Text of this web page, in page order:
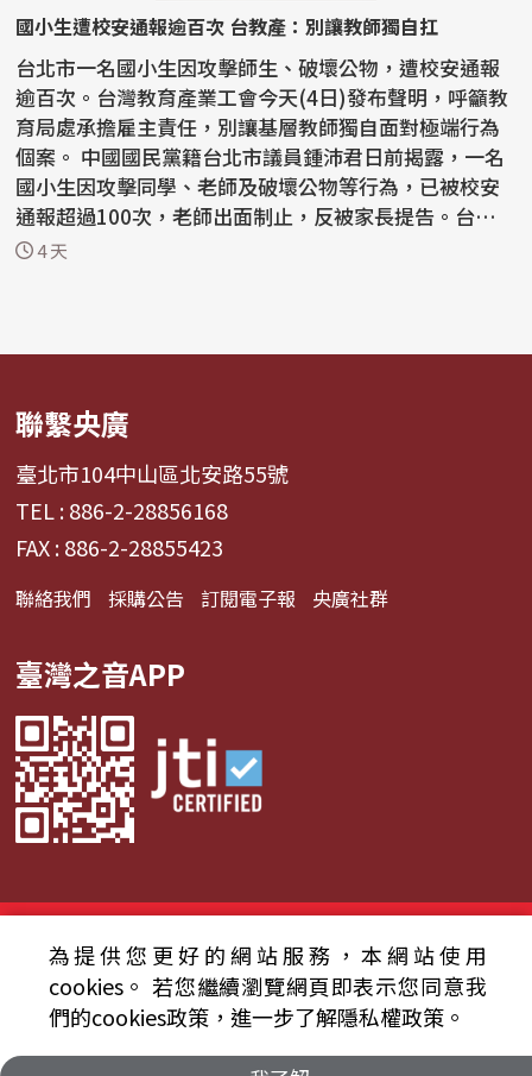
國小生遭校安通報逾百次 台教產：別讓教師獨自扛
台北市一名國小生因攻擊師生、破壞公物，遭校安通報
逾百次。台灣教育產業工會今天(4日)發布聲明，呼籲教
育局處承擔雇主責任，別讓基層教師獨自面對極端行為
個案。 中國國民黨籍台北市議員鍾沛君日前揭露，一名
國小生因攻擊同學、老師及破壞公物等行為，已被校安
通報超過100次，老師出面制止，反被家長提告。台北市
長蔣...
4 天
聯繫央廣
臺北市104中山區北安路55號
TEL : 886-2-28856168
FAX : 886-2-28855423
聯絡我們 採購公告 訂閱電子報 央廣社群
臺灣之音APP
© 2024財團法人中央廣播電臺 版權所有
資通安全政策聲明
服務條款 隱私權條款
為提供您更好的網站服務，本網站使用
cookies。 若您繼續瀏覽網頁即表示您同意我
們的cookies政策，進一步了解隱私權政策。